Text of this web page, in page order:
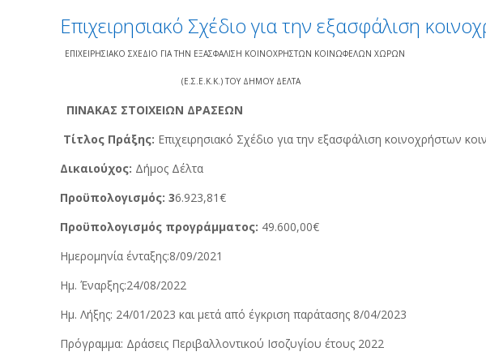
Επιχειρησιακό Σχέδιο για την εξασφάλιση
ΕΠΙΧΕΙΡΗΣΙΑΚΟ ΣΧΕΔΙΟ ΓΙΑ ΤΗΝ ΕΞΑΣΦΑΛΙΣΗ ΚΟΙΝΟΧΡΗΣΤΩΝ ΚΟΙΝΩΦΕΛΩΝ ΧΩΡΩΝ
(Ε.Σ.Ε.Κ.Κ.) ΤΟΥ ΔΗΜΟΥ ΔΕΛΤΑ
ΠΙΝΑΚΑΣ ΣΤΟΙΧΕΙΩΝ ΔΡΑΣΕΩΝ
Τίτλος Πράξης: Επιχειρησιακό Σχέδιο για την εξασφάλιση κοινοχρήστων
Δικαιούχος: Δήμος Δέλτα
Προϋπολογισμός: 36.923,81€
Προϋπολογισμός προγράμματος: 49.600,00€
Ημερομηνία ένταξης:8/09/2021
Ημ. Έναρξης:24/08/2022
Ημ. Λήξης: 24/01/2023 και μετά από έγκριση παράτασης 8/04/2023
Πρόγραμμα: Δράσεις Περιβαλλοντικού Ισοζυγίου έτους 2022